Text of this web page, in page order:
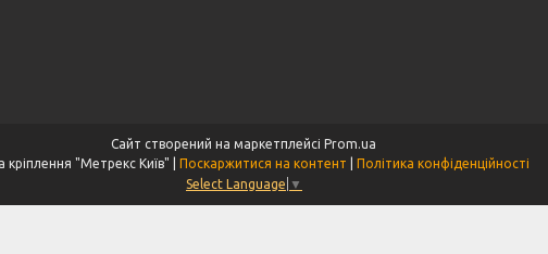
Сайт створений на маркетплейсі Prom.ua
Поскаржитися на контент
Політика конфіденційності
Select Language ▼